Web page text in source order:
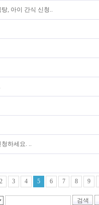
, 아이 간식 신청..
하세요. ..
2 3 4 5 6 7 8 9
검색